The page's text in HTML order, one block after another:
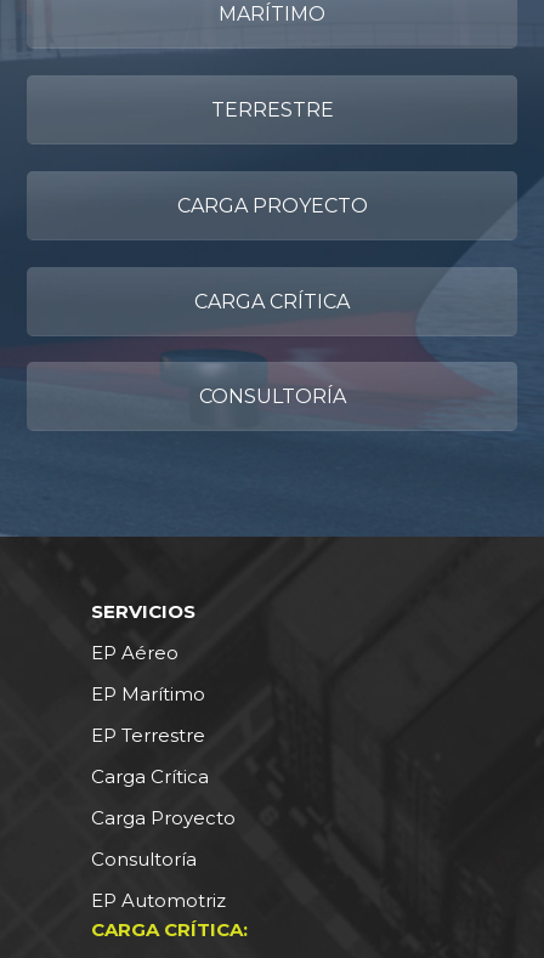
MARÍTIMO
TERRESTRE
CARGA PROYECTO
CARGA CRÍTICA
CONSULTORÍA
SERVICIOS
EP Aéreo
EP Marítimo
EP Terrestre
Carga Crítica
Carga Proyecto
Consultoría
EP Automotriz
CARGA CRÍTICA: